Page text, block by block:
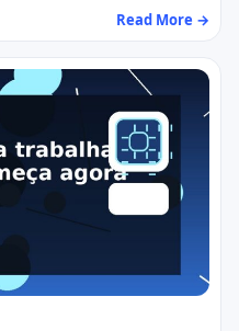
Read More →